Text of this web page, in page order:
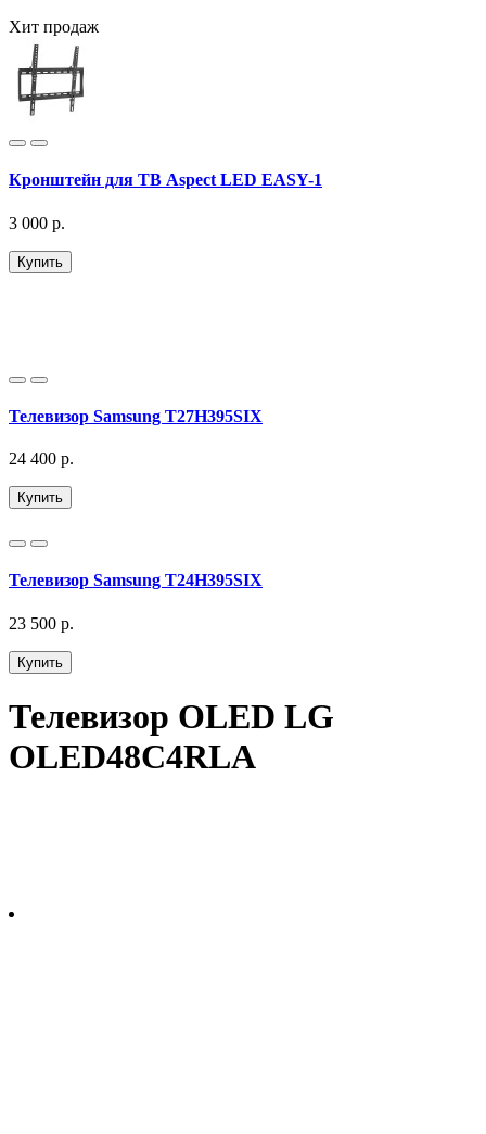
Хит продаж
Кронштейн для ТВ Aspect LED EASY-1
3 000 р.
Купить
Телевизор Samsung T27H395SIX
24 400 р.
Купить
Телевизор Samsung T24H395SIX
23 500 р.
Купить
Телевизор OLED LG
OLED48C4RLA